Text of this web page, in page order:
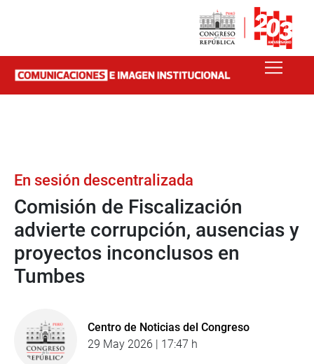
En sesión descentralizada
Comisión de Fiscalización
advierte corrupción, ausencias y
proyectos inconclusos en
Tumbes
Centro de Noticias del Congreso
29 May 2026 | 17:47 h